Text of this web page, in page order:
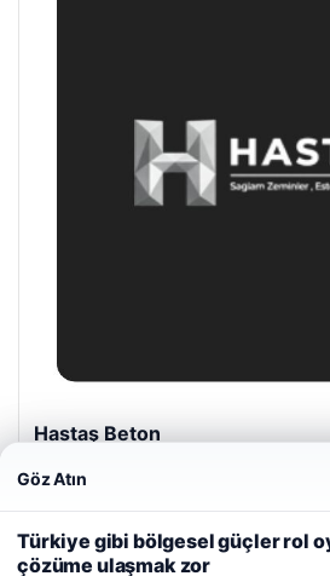
Prenses Night Club
kullanıyoruz.Çerez Politikamız
Göz Atın
Türkiye gibi bölgesel güçler rol
çözüme ulaşmak zor